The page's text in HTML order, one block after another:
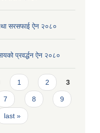
तथा सरसफाई ऐन २०८०
प्रवर्द्धन ऐन २०८०
1 2 3
7 8 9
last »